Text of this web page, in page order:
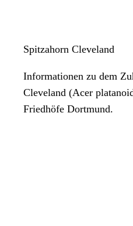
Spitzahorn Cleveland
Informationen zu dem
Cleveland (Acer
Friedhöfe Dortmund.